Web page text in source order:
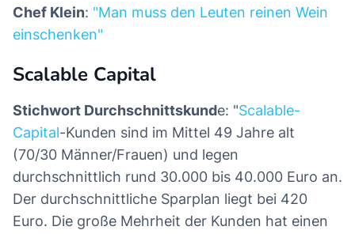
Chef Klein: "Man muss den Leuten reinen Wein
einschenken"
Scalable Capital
Stichwort Durchschnittskunde: "Scalable-
Capital-Kunden sind im Mittel 49 Jahre alt
(70/30 Männer/Frauen) und legen
durchschnittlich rund 30.000 bis 40.000 Euro an.
Der durchschnittliche Sparplan liegt bei 420
Euro. Die große Mehrheit der Kunden hat einen